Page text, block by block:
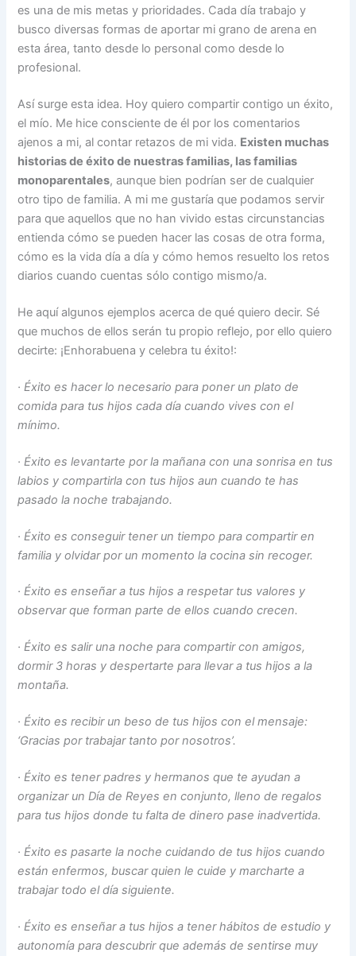
es una de mis metas y prioridades. Cada día trabajo y
busco diversas formas de aportar mi grano de arena en
esta área, tanto desde lo personal como desde lo
profesional.
Así surge esta idea. Hoy quiero compartir contigo un éxito,
el mío. Me hice consciente de él por los comentarios
ajenos a mi, al contar retazos de mi vida. Existen muchas
historias de éxito de nuestras familias, las familias
monoparentales, aunque bien podrían ser de cualquier
otro tipo de familia. A mi me gustaría que podamos servir
para que aquellos que no han vivido estas circunstancias
entienda cómo se pueden hacer las cosas de otra forma,
cómo es la vida día a día y cómo hemos resuelto los retos
diarios cuando cuentas sólo contigo mismo/a.
He aquí algunos ejemplos acerca de qué quiero decir. Sé
que muchos de ellos serán tu propio reflejo, por ello quiero
decirte: ¡Enhorabuena y celebra tu éxito!:
·Éxito es hacer lo necesario para poner un plato de
comida para tus hijos cada día cuando vives con el
mínimo.
·Éxito es levantarte por la mañana con una sonrisa en tus
labios y compartirla con tus hijos aun cuando te has
pasado la noche trabajando.
· Éxito es conseguir tener un tiempo para compartir en
familia y olvidar por un momento la cocina sin recoger.
·Éxito es enseñar a tus hijos a respetar tus valores y
observar que forman parte de ellos cuando crecen.
·Éxito es salir una noche para compartir con amigos,
dormir 3 horas y despertarte para llevar a tus hijos a la
montaña.
·Éxito es recibir un beso de tus hijos con el mensaje:
‘Gracias por trabajar tanto por nosotros’.
·Éxito es tener padres y hermanos que te ayudan a
organizar un Día de Reyes en conjunto, lleno de regalos
para tus hijos donde tu falta de dinero pase inadvertida.
·Éxito es pasarte la noche cuidando de tus hijos cuando
están enfermos, buscar quien le cuide y marcharte a
trabajar todo el día siguiente.
·Éxito es enseñar a tus hijos a tener hábitos de estudio y
autonomía para descubrir que además de sentirse muy